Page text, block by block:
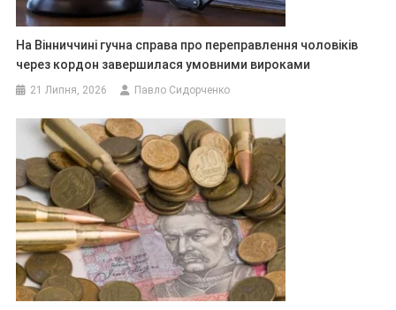
На Вінниччині гучна справа про переправлення чоловіків
через кордон завершилася умовними вироками
21 Липня, 2026 Павло Сидорченко